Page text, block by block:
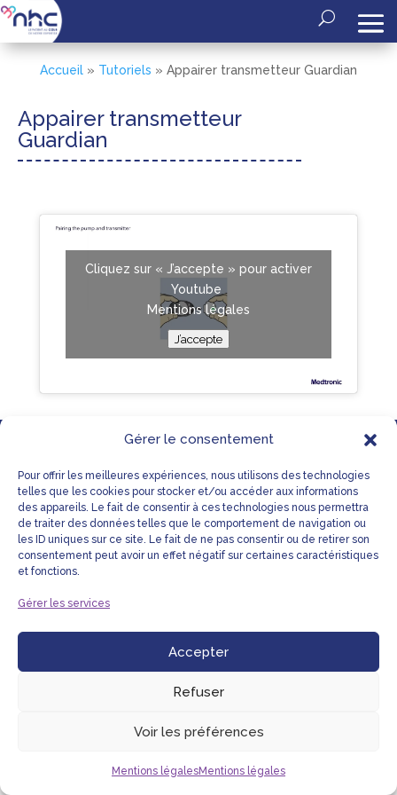
Gérer le consentement
Pour offrir les meilleures expériences, nous utilisons des technologies
telles que les cookies pour stocker et/ou accéder aux informations
des appareils. Le fait de consentir à ces technologies nous permettra
de traiter des données telles que le comportement de navigation ou
les ID uniques sur ce site. Le fait de ne pas consentir ou de retirer son
consentement peut avoir un effet négatif sur certaines caractéristiques
et fonctions.
Gérer les services
Accepter
Refuser
Voir les préférences
Mentions légalesMentions légales
Accueil» Tutoriels » Appairer transmetteur Guardian
Appairer transmetteur
Guardian
Cliquez sur « J’accepte » pour activer
Youtube
Mentions légales
J’accepte
PLAN DU SITE NOUS CONTACTER